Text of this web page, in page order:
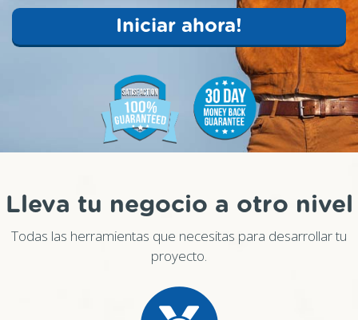
Iniciar ahora!
Lleva tu negocio a otro nivel
Todas las herramientas que necesitas para desarrollar tu
proyecto.